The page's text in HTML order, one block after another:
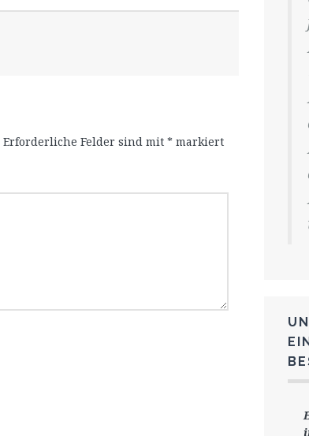
Erforderliche Felder sind mit * markiert